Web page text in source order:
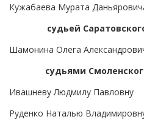
Кужабаева Мурата
судьей
Шамонина Олега
судьями
Ивашневу Людмилу Павловну
Руденко Наталью